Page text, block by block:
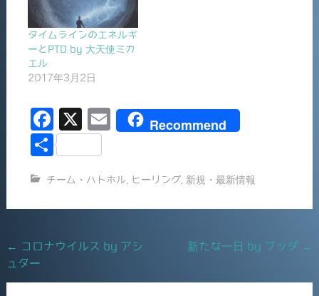
タイムラインのエネルギ
ーとPTD by 大天使ミカ
エル
2017年3月2日
F
a
e
b
o
k
X
E
l
Recommend
共
チーム・ハトホル ヒーリング, 新規・最新情報
Post
navigation
← コロナウイルス by アシ
ュター
新たな一日 by ブッダ →